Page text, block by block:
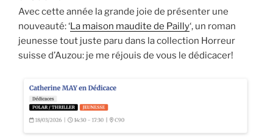
Avec cette année la grande joie de présenter une
nouveauté: ‘La maison maudite de Pailly‘, un roman
jeunesse tout juste paru dans la collection Horreur
suisse d’Auzou: je me réjouis de vous le dédicacer!